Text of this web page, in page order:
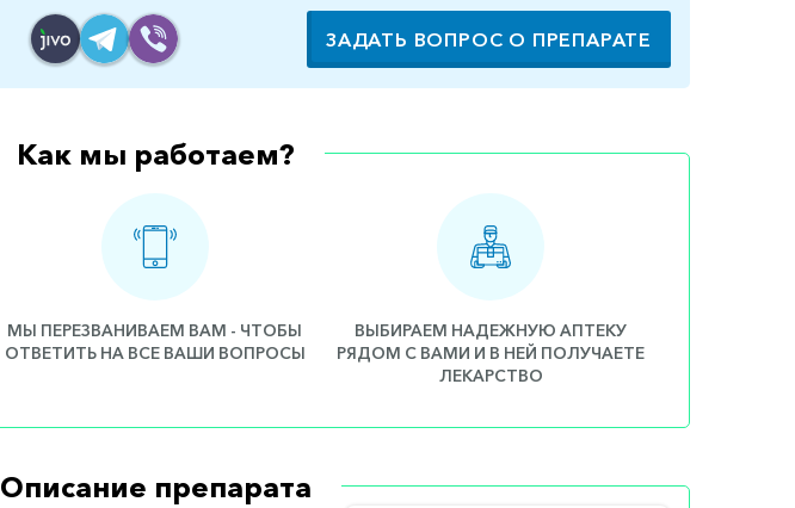
ЗАДАТЬ ВОПРОС О ПРЕПАРАТЕ
Как мы работаем?
МЫ ПЕРЕЗВАНИВАЕМ ВАМ - ЧТОБЫ
ОТВЕТИТЬ НА ВСЕ ВАШИ ВОПРОСЫ
ВЫБИРАЕМ НАДЕЖНУЮ АПТЕКУ
РЯДОМ С ВАМИ И В НЕЙ ПОЛУЧАЕТЕ
ЛЕКАРСТВО
Описание препарата